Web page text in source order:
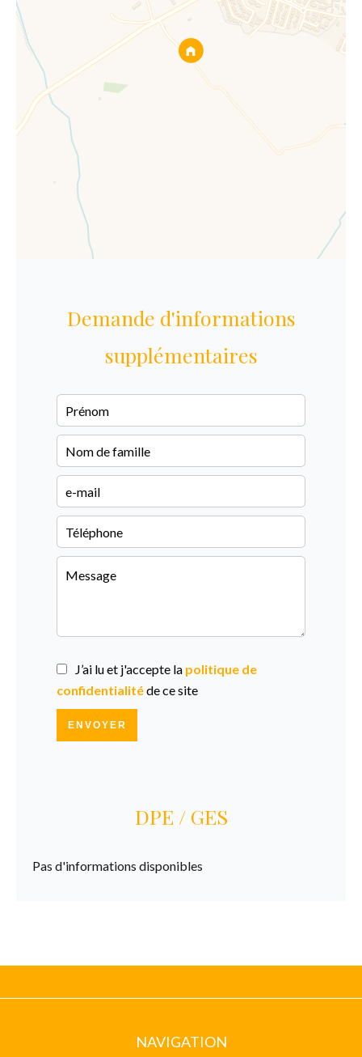
Demande d'informations
supplémentaires
J’ai lu et j'accepte la politique de
confidentialitéde ce site
ENVOYER
DPE / GES
Pas d'informations disponibles
NAVIGATION